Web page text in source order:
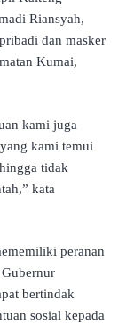
Riansyah,
dan masker
Kumai,
kami juga
kami temui
tidak
kata
peranan
bertindak
sosial kepada